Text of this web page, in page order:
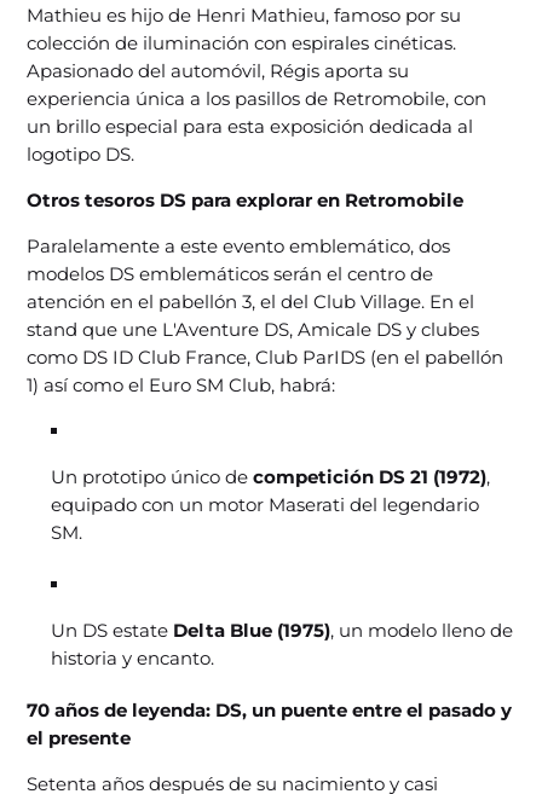
Mathieu es hijo de Henri Mathieu, famoso por su
colección de iluminación con espirales cinéticas.
Apasionado del automóvil, Régis aporta su
experiencia única a los pasillos de Retromobile, con
un brillo especial para esta exposición dedicada al
logotipo DS.
Otros tesoros DS para explorar en Retromobile
Paralelamente a este evento emblemático, dos
modelos DS emblemáticos serán el centro de
atención en el pabellón 3, el del Club Village. En el
stand que une L'Aventure DS, Amicale DS y clubes
como DS ID Club France, Club ParIDS (en el pabellón
1) así como el Euro SM Club, habrá:
Un prototipo único decompetición DS 21 (1972),
equipado con un motor Maserati del legendario
SM.
Un DS estate Delta Blue (1975), un modelo lleno de
historia y encanto.
70 años de leyenda: DS, un puente entre el pasado y
el presente
Setenta años después de su nacimiento y casi